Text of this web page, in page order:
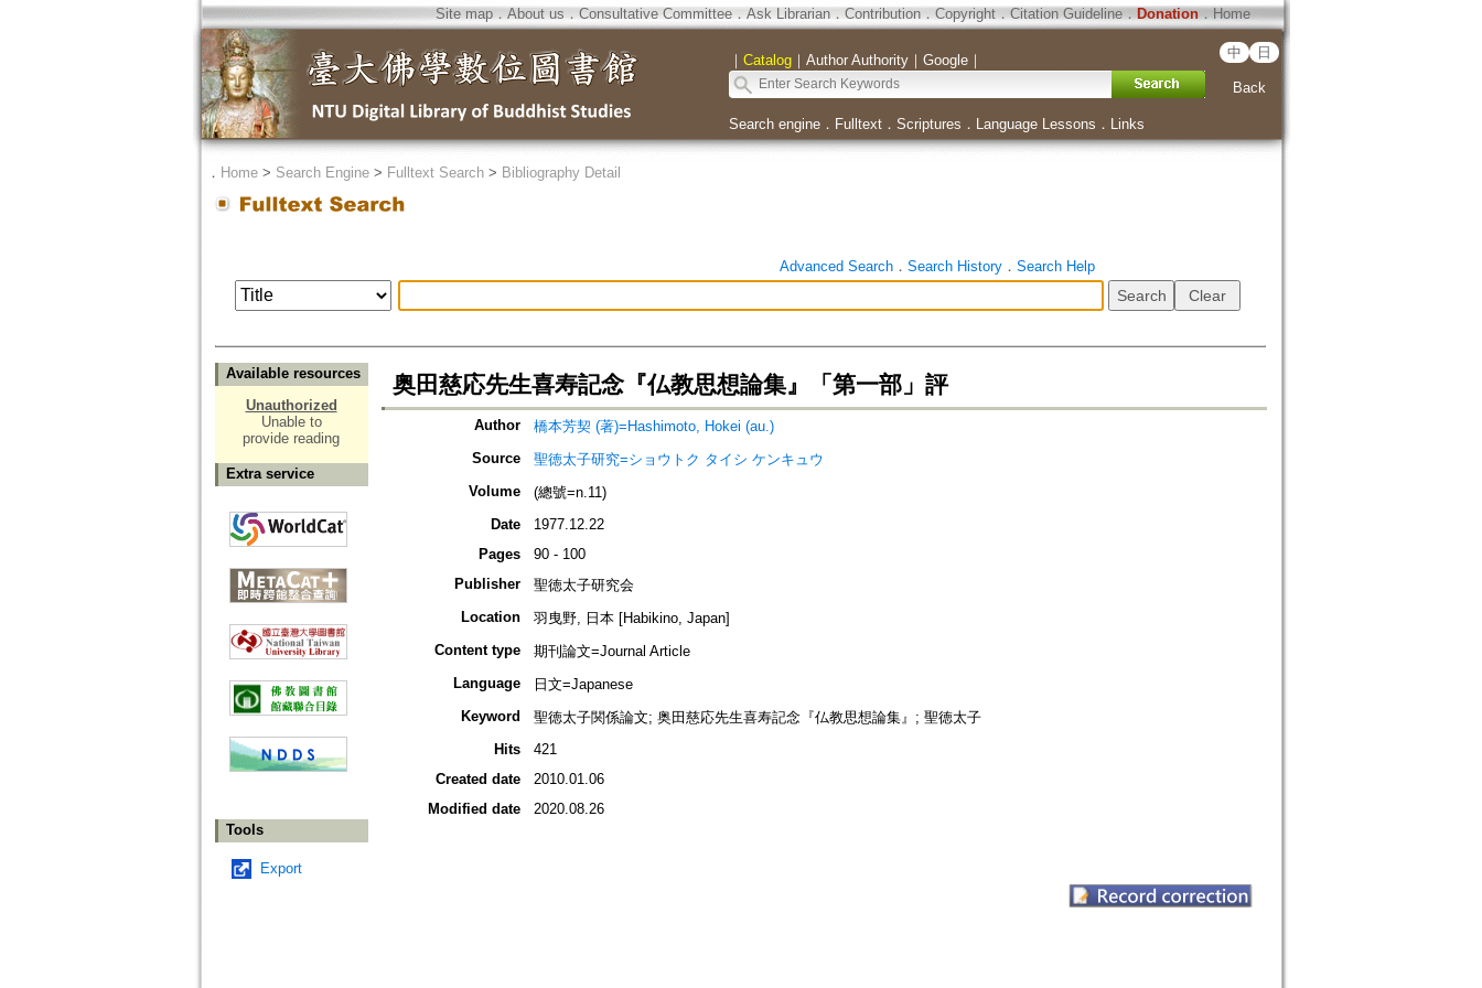
Site map．About us ． Consultative Committee． Ask Librarian． Contribution．Copyright．Citation Guideline． Donation．Home
｜ Catalog｜ Author Authority｜ Google｜ 中 日
Back
Search engine． Fulltext． Scriptures ． Language Lessons ． Links
． Home> Search Engine> Fulltext Search> Bibliography Detail
Advanced Search． Search History． Search Help
Available resources
Unauthorized
Unable to
provide reading
Extra service
Tools
Export
奥田慈応先生喜寿記念『仏教思想論集』「第一部」評
Author
橋本芳契 (著)=Hashimoto, Hokei (au.)
Source
聖徳太子研究=ショウトク タイシ ケンキュウ
Volume
(總號=n.11)
Date
1977.12.22
Pages
90 - 100
Publisher
聖徳太子研究会
Location
羽曳野, 日本 [Habikino, Japan]
Content type
期刊論文=Journal Article
Language
日文=Japanese
Keyword
聖徳太子関係論文; 奥田慈応先生喜寿記念『仏教思想論集』; 聖徳太子
Hits
421
Created date
2010.01.06
Modified date
2020.08.26